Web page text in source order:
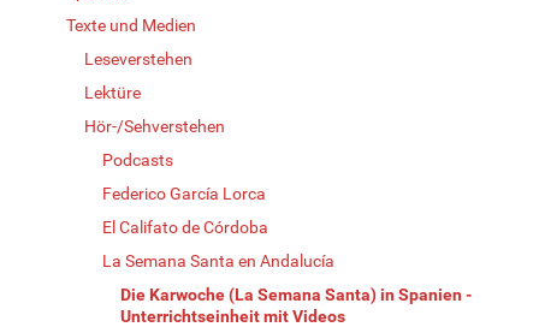
Texte und Medien
Leseverstehen
Lektüre
Hör-/Sehverstehen
Podcasts
Federico García Lorca
El Califato de Córdoba
La Semana Santa en Andalucía
Die Karwoche (La Semana Santa) in Spanien -
Unterrichtseinheit mit Videos